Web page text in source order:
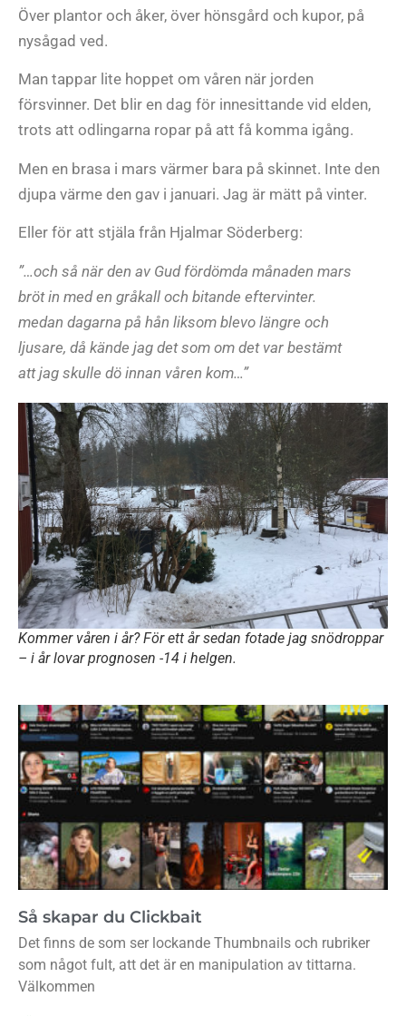
Över plantor och åker, över hönsgård och kupor, på
nysågad ved.
Man tappar lite hoppet om våren när jorden
försvinner. Det blir en dag för innesittande vid elden,
trots att odlingarna ropar på att få komma igång.
Men en brasa i mars värmer bara på skinnet. Inte den
djupa värme den gav i januari. Jag är mätt på vinter.
Eller för att stjäla från Hjalmar Söderberg:
”…och så när den av Gud fördömda månaden mars
bröt in med en gråkall och bitande eftervinter.
medan dagarna på hån liksom blevo längre och
ljusare, då kände jag det som om det var bestämt
att jag skulle dö innan våren kom…”
Kommer våren i år? För ett år sedan fotade jag snödroppar
– i år lovar prognosen -14 i helgen.
Så skapar du Clickbait
Det finns de som ser lockande Thumbnails och rubriker
som något fult, att det är en manipulation av tittarna.
Välkommen